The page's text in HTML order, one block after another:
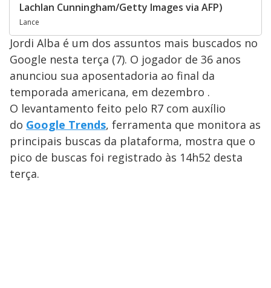
Lachlan Cunningham/Getty Images via AFP)
Lance
Jordi Alba é um dos assuntos mais buscados no
Google nesta terça (7). O jogador de 36 anos
anunciou sua aposentadoria ao final da
temporada americana, em dezembro .
O levantamento feito pelo R7 com auxílio
do Google Trends, ferramenta que monitora as
principais buscas da plataforma, mostra que o
pico de buscas foi registrado às 14h52 desta
terça.